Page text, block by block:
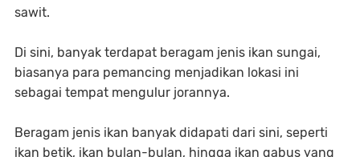
sawit.
Di sini, banyak terdapat beragam jenis ikan sungai,
biasanya para pemancing menjadikan lokasi ini
sebagai tempat mengulur jorannya.
Beragam jenis ikan banyak didapati dari sini, seperti
ikan betik, ikan bulan-bulan, hingga ikan gabus yang